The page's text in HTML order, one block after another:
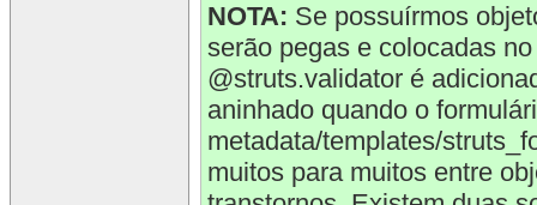
NOTA: Se possuírmos
serão pegas e colocadas
@struts.validator é
aninhado quando o
metadata/templates/
muitos para muitos entre